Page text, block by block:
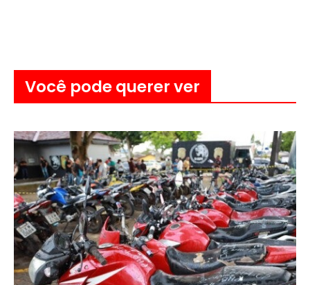
Você pode querer ver